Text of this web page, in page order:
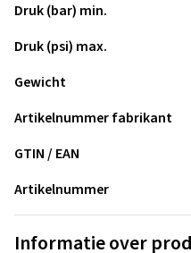
Druk (bar) min.
Druk (psi) max.
Gewicht
Artikelnummer fabrikant
GTIN / EAN
Artikelnummer
Informatie over